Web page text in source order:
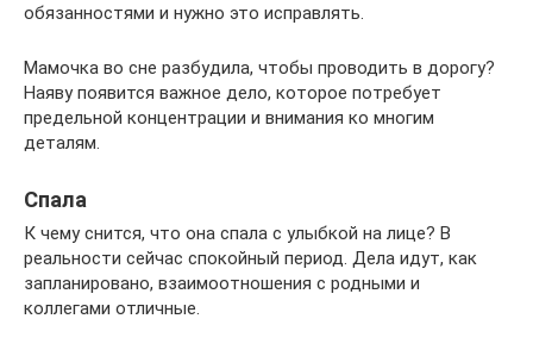
обязанностями и нужно это исправлять.
Мамочка во сне разбудила, чтобы проводить в дорогу?
Наяву появится важное дело, которое потребует
предельной концентрации и внимания ко многим
деталям.
Спала
К чему снится, что она спала с улыбкой на лице? В
реальности сейчас спокойный период. Дела идут, как
запланировано, взаимоотношения с родными и
коллегами отличные.